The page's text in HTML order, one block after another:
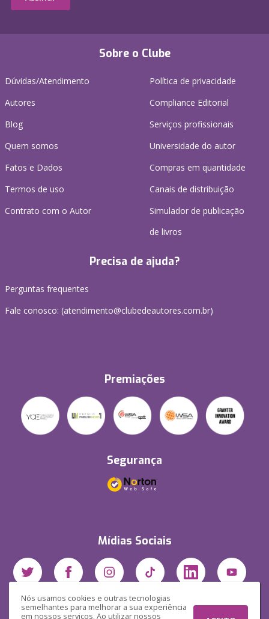
Nós usamos cookies e outras tecnologias
semelhantes para melhorar a sua experiência
em nossos serviços. Ao utilizar nossos
Sobre o Clube
Dúvidas/Atendimento
Autores
Blog
Quem somos
Fatos e Dados
Termos de uso
Contrato com o Autor
Política de privacidade
Compliance Editorial
Serviços profissionais
Universidade do autor
Compras em quantidade
Canais de distribuição
Simulador de publicação
de livros
Precisa de ajuda?
Perguntas frequentes
Fale conosco: (atendimento@clubedeautores.com.br)
Premiações
Segurança
Mídias Sociais